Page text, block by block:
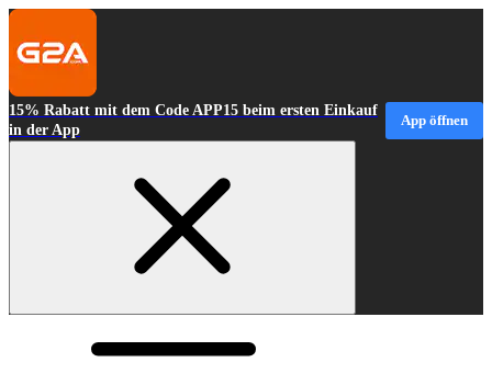
15% Rabatt mit dem Code APP15 beim ersten Einkauf
in der App
App öffnen